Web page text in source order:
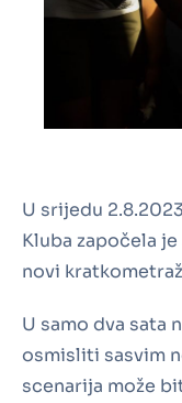
U srijedu
Kluba započela
novi
U samo dva sata
osmisliti sasvim
scenarija može